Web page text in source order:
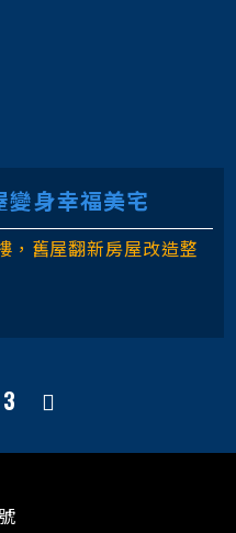
身幸福美宅
舊屋翻新房屋改造整
3